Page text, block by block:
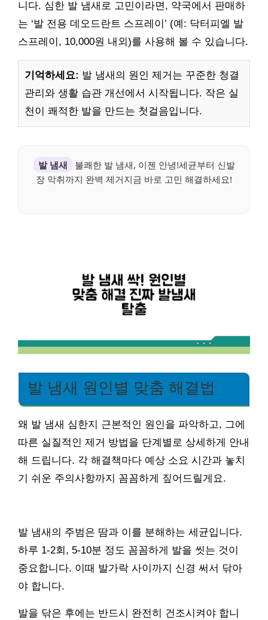
니다. 심한 발 냄새로 고민이라면, 약국에서 판매하
는 ‘발 전용 데오드란트 스프레이’ (예: 닥터피엘 발
스프레이, 10,000원 내외)를 사용해 볼 수 있습니다.
기억하세요: 발 냄새의 원인 제거는 꾸준한 청결
관리와 생활 습관 개선에서 시작됩니다. 작은 실
천이 쾌적한 발을 만드는 첫걸음입니다.
발 냄새
불쾌한 발 냄새, 이젠 안녕!세균부터 신발
장 악취까지 완벽 제거지금 바로 고민 해결하세요!
발 냄새 원인별 맞춤 해결법
왜 발 냄새 심한지 근본적인 원인을 파악하고, 그에
따른 실질적인 제거 방법을 단계별로 상세하게 안내
해 드립니다. 각 해결책마다 예상 소요 시간과 놓치
기 쉬운 주의사항까지 꼼꼼하게 짚어드릴게요.
발 냄새의 주범은 땀과 이를 분해하는 세균입니다.
하루 1-2회, 5-10분 정도 꼼꼼하게 발을 씻는 것이
중요합니다. 이때 발가락 사이까지 신경 써서 닦아
야 합니다.
발을 닦은 후에는 반드시 완전히 건조시켜야 합니